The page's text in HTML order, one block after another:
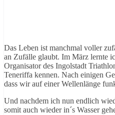
Das Leben ist manchmal voller
an Zufälle glaubt. Im März lernte
Organisator des Ingolstadt
Teneriffa kennen. Nach einigen
dass wir auf einer Wellenlänge
Und nachdem ich nun endlich
somit auch wieder in´s Wasser